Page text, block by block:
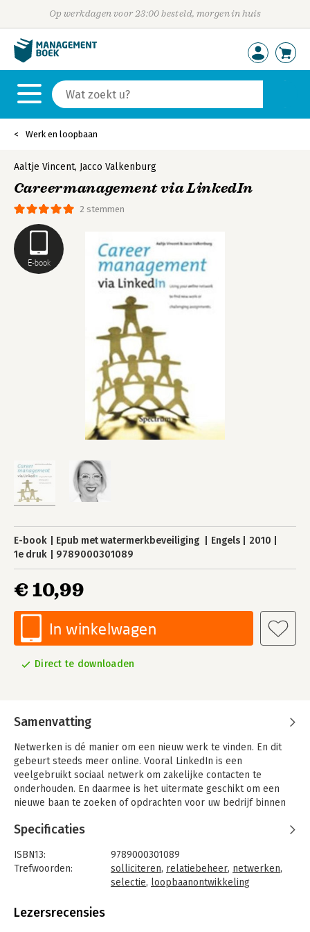
Op werkdagen voor 23:00 besteld, morgen in huis
Werk en loopbaan
E-book
2 stemmen
Aaltje Vincent, Jacco Valkenburg
Careermanagement via LinkedIn
E-book Epub met watermerkbeveiliging Engels
2010
1e druk
9789000301089
€ 10,99
In winkelwagen
Direct te downloaden
Samenvatting
Netwerken is dé manier om een nieuw werk te vinden. En dit
gebeurt steeds meer online. Vooral LinkedIn is een
veelgebruikt sociaal netwerk om zakelijke contacten te
onderhouden. En daarmee is het uitermate geschikt om een
nieuwe baan te zoeken of opdrachten voor uw bedrijf binnen
mogelijkheden volledig te benutten.
@ voor werkzoekers, werknemers, zelfstandigen,
loopbaanprofessionals en carrièrecoaches
@ Praktisch, stap voor stap: wat kun je er mee en hoe doe je
@ Boordevol unieke en succesvol bewezen netwerk-,
Specificaties
ISBN13:
9789000301089
Trefwoorden:
solliciteren, relatiebeheer, netwerken,
selectie, loopbaanontwikkeling
Bindwijze:
Lezersrecensies